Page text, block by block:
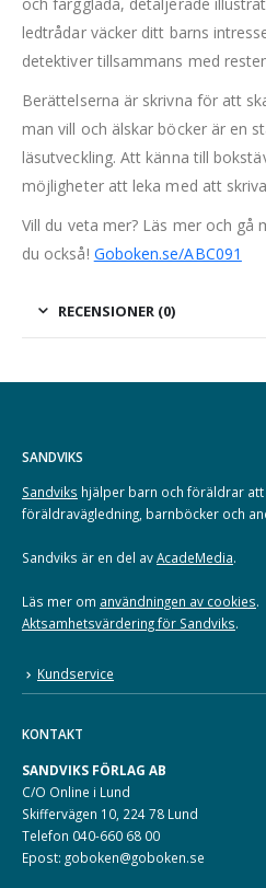
ledtrådar väcker ditt barns
detektiver tillsammans med
Berättelserna är skrivna för att
man vill och älskar böcker är en
läsutveckling. Att känna till
möjligheter att leka med att
Vill du veta mer? Läs mer och gå
du också! Goboken.se/ABC091
RECENSIONER (0)
SANDVIKS
Sandviks hjälper barn och föräldrar
föräldravägledning, barnböcker och
Sandviks är en del avAcadeMedia.
Läs mer om användningen av cookies.
Aktsamhetsvärdering för Sandviks.
Kundservice
KONTAKT
SANDVIKS FÖRLAG AB
C/O Online i Lund
Skiffervägen 10, 224 78 Lund
Telefon 040-660 68 00
Epost: goboken@goboken.se